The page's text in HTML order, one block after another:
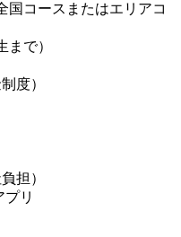
国コースまたはエリアコ
まで）
度）
負担）
プリ